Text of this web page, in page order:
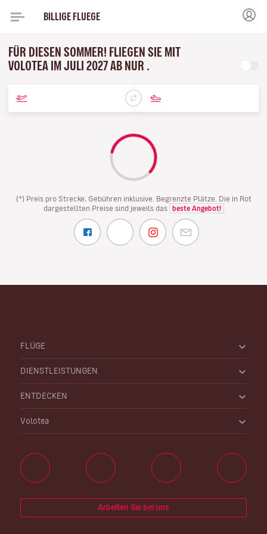
BILLIGE FLUEGE
FÜR DIESEN SOMMER! FLIEGEN SIE MIT
VOLOTEA IM JULI 2027 AB NUR .
(*) Preis pro Strecke, Gebühren inklusive. Begrenzte Plätze. Die in Rot
dargestellten Preise sind jeweils das
beste Angebot!
FLÜGE
DIENSTLEISTUNGEN
ENTDECKEN
Volotea
Arbeiten Sie bei uns